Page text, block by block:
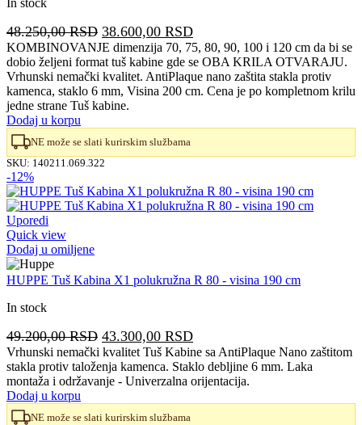
In stock
48.250,00RSD Originalna
cena
je
bila:
48.250,00 RSD.
38.600,00 RSDTrenutna
cena
je:
38.600,00 RSD.
KOMBINOVANJE dimenzija 70, 75, 80, 90, 100 i 120 cm da bi se
dobio željeni format tuš kabine gde se OBA KRILA OTVARAJU.
Vrhunski nemački kvalitet. AntiPlaque nano zaštita stakla protiv
kamenca, staklo 6 mm, Visina 200 cm. Cena je po kompletnom krilu
jedne strane Tuš kabine.
Dodaj u korpu
NE može se slati kurirskim službama
SKU: 140211.069.322
-12%
Uporedi
Quick view
Dodaj u omiljene
HUPPE Tuš Kabina X1 polukružna R 80 - visina 190 cm
In stock
49.200,00RSD Originalna
cena
je
bila:
49.200,00 RSD.
43.300,00 RSDTrenutna
cena
je:
43.300,00 RSD.
Vrhunski nemački kvalitet Tuš Kabine sa AntiPlaque Nano zaštitom
stakla protiv taloženja kamenca. Staklo debljine 6 mm. Laka
montaža i održavanje - Univerzalna orijentacija.
Dodaj u korpu
NE može se slati kurirskim službama